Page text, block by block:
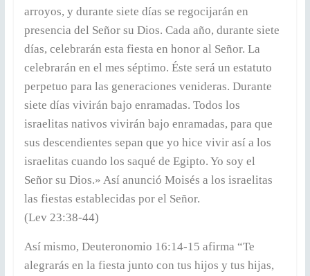
arroyos, y durante siete días se regocijarán en
presencia del Señor su Dios. Cada año, durante siete
días, celebrarán esta fiesta en honor al Señor. La
celebrarán en el mes séptimo. Éste será un estatuto
perpetuo para las generaciones venideras. Durante
siete días vivirán bajo enramadas. Todos los
israelitas nativos vivirán bajo enramadas, para que
sus descendientes sepan que yo hice vivir así a los
israelitas cuando los saqué de Egipto. Yo soy el
Señor su Dios.» Así anunció Moisés a los israelitas
las fiestas establecidas por el Señor.
(Lev 23:38-44)
Así mismo, Deuteronomio 16:14-15 afirma “Te
alegrarás en la fiesta junto con tus hijos y tus hijas,